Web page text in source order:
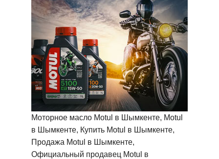
Моторное масло Motul в Шымкенте, Motul
в Шымкенте, Купить Motul в Шымкенте,
Продажа Motul в Шымкенте,
Официальный продавец Motul в